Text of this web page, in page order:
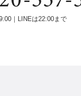
｜LINEは22:00まで